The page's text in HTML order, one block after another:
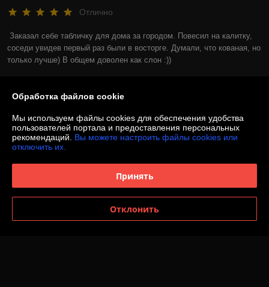
Отлично
Заказал себе табличку для дома за городом. Повесил на калитку,
соседи увидев первый раз были в восторге. Думали, что кованая, но
только лучше) В общем доволен как слон :))
Показать все отзывы
Обработка файлов cookie
Мы используем файлы cookies для обеспечения удобства
пользователей портала и предоставления персональных
рекомендаций. Вы можете настроить файлы cookies или
отключить их.
Принять
Отклонить